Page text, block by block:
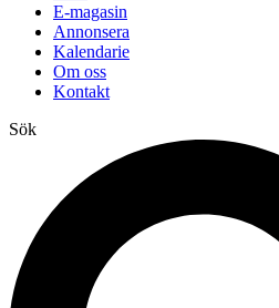
E-magasin
Annonsera
Kalendarie
Om oss
Kontakt
Sök